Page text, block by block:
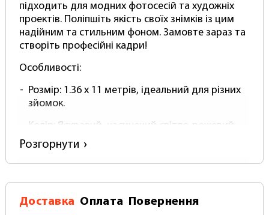
підходить для модних фотосесій та художніх
проектів. Поліпшіть якість своїх знімків із цим
надійним та стильним фоном. Замовте зараз та
створіть професійні кадри!
Особливості:
Розмір: 1.36 x 11 метрів, ідеальний для різних
зйомок.
Колір: Яскравий, насичений світло-рожевий
для створення свіжих та привабливих
фотографій.
використання.
Розгорнути
Доставка Оплата Повернення